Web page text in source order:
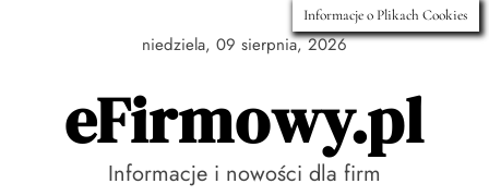
niedziela, 09 sierpnia, 2026
eFirmowy.pl
Informacje i nowości dla firm
Informacje o Plikach Cookies